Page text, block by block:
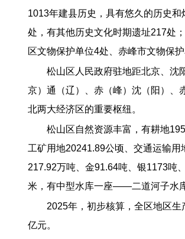
1013年建县历史，具有悠久的历史
处，有其他历史文化时期遗址217处
区文物保护单位4处、赤峰市文物保护
松山区人民政府驻地距北京、沈
京）通（辽）、赤（峰）沈（阳）、
北两大经济区的重要枢纽。
松山区自然资源丰富，有耕地
工矿用地20241.89公顷、交通运输
217.92万吨、金91.64吨、银1173吨
米，有中型水库一座——二道河子水
2025年，初步核算，全区地区
亿元。